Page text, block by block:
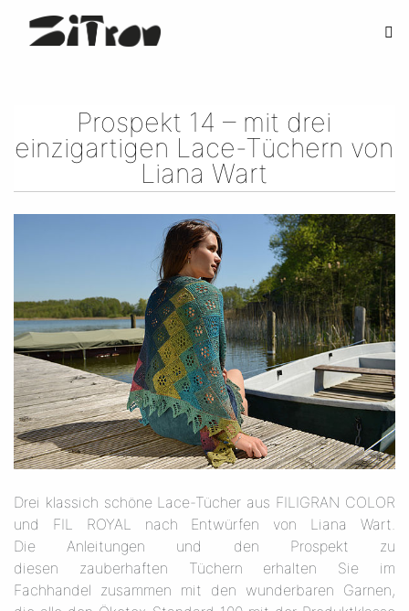
Prospekt 14 – mit drei
einzigartigen Lace-Tüchern von
Liana Wart
Drei klassich schöne Lace-Tücher aus FILIGRAN COLOR
und FIL ROYAL nach Entwürfen von Liana Wart.
Die Anleitungen und den Prospekt zu
diesen zauberhaften Tüchern erhalten Sie im
Fachhandel zusammen mit den wunderbaren Garnen,